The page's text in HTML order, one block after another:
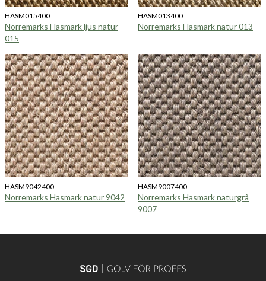
HASM015400
Norremarks Hasmark ljus natur
015
HASM013400
Norremarks Hasmark natur 013
HASM9042400
Norremarks Hasmark natur 9042
HASM9007400
Norremarks Hasmark naturgrå
9007